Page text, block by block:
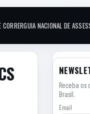
CORRERGUIA NACIONAL DE
Receba os
Brasil.
Email